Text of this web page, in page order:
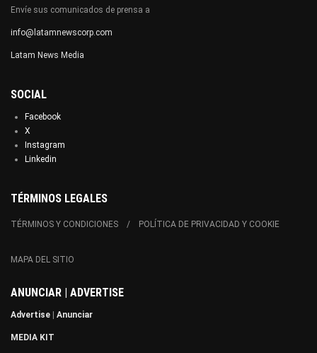
Envíe sus comunicados de prensa a
info@latamnewscorp.com
Latam News Media
SOCIAL
Facebook
X
Instagram
Linkedin
TÉRMINOS LEGALES
TÉRMINOS Y CONDICIONES POLÍTICA DE PRIVACIDAD Y COOKIE
MAPA DEL SITIO
ANUNCIAR | ADVERTISE
Advertise Anunciar
MEDIA KIT